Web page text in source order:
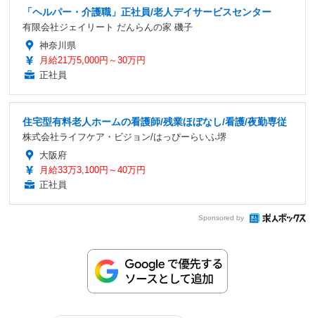
「ヘルパー・介護職」正社員/老人デイサービスセンター
有限会社ジェイリート だんらんの家 磯子
神奈川県
月給21万5,000円～30万円
正社員
住宅型有料老人ホームの看護師/残業ほぼなし/看護/夜勤専従
株式会社ライフケア・ビジョン/はっぴーらいふ堺
大阪府
月給33万3,100円～40万円
正社員
Sponsored by